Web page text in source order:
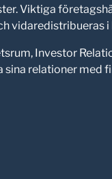
Viktiga
vidaredistribueras
Investor
relationer med